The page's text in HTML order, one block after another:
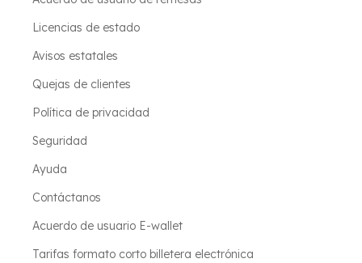
Licencias de estado
Avisos estatales
Quejas de clientes
Política de privacidad
Seguridad
Ayuda
Contáctanos
Acuerdo de usuario E-wallet
Tarifas formato corto billetera electrónica